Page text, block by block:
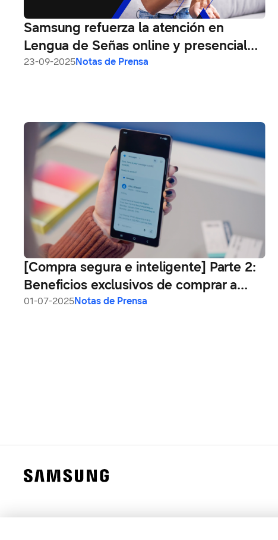
Samsung refuerza la atención en
Lengua de Señas online y presencial
en América Latina
23-09-2025Notas de Prensa
[Compra segura e inteligente] Parte 2:
Beneficios exclusivos de comprar a
través de canales oficiales
01-07-2025Notas de Prensa